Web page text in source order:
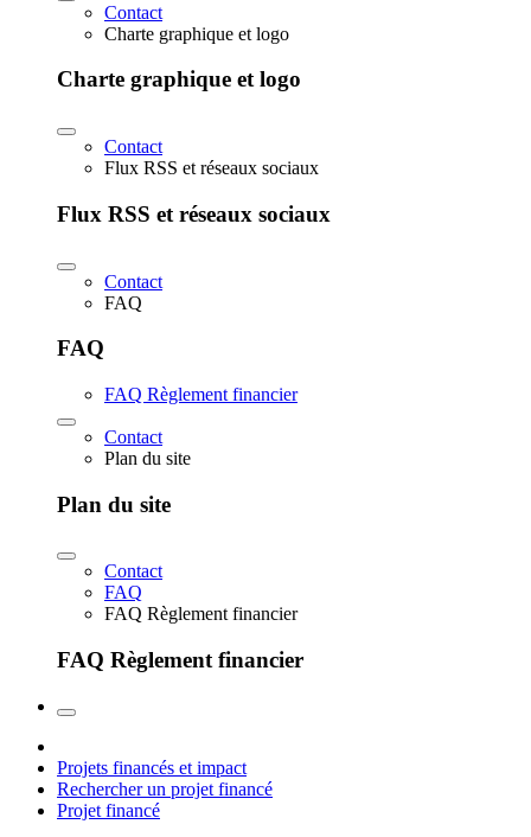
Contact
Charte graphique et logo
Charte graphique et logo
Contact
Flux RSS et réseaux sociaux
Flux RSS et réseaux sociaux
Contact
FAQ
FAQ
FAQ Règlement financier
Contact
Plan du site
Plan du site
Contact
FAQ
FAQ Règlement financier
FAQ Règlement financier
Projets financés et impact
Rechercher un projet financé
Projet financé